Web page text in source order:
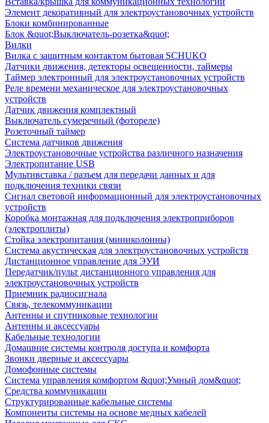
Элемент декоративный для электроустановочных устройств
Блоки комбинированные
Блок &quot;Выключатель-розетка&quot;
Вилки
Вилка с защитным контактом бытовая SCHUKO
Датчики движения, детекторы освещенности, таймеры
Таймер электронный для электроустановочных устройств
Реле времени механическое для электроустановочных
устройств
Датчик движения комплектный
Выключатель сумеречный (фотореле)
Розеточный таймер
Система датчиков движения
Электроустановочные устройства различного назначения
Электропитание USB
Мультивставка / разъем для передачи данных и для
подключения техники связи
Сигнал световой информационный для электроустановочных
устройств
Коробка монтажная для подключения электроприборов
(электроплиты)
Стойка электропитания (миниколонны)
Система акустическая для электроустановочных устройств
Дистанционное управление для ЭУИ
Передатчик/пульт дистанционного управления для
электроустановочных устройств
Приемник радиосигнала
Связь, телекоммуникации
Антенны и спутниковые технологии
Антенны и аксессуары
Кабельные технологии
Домашние системы контроля доступа и комфорта
Звонки дверные и аксессуары
Домофонные системы
Система управления комфортом &quot;Умный дом&quot;
Средства коммуникации
Структурированные кабельные системы
Компоненты системы на основе медных кабелей